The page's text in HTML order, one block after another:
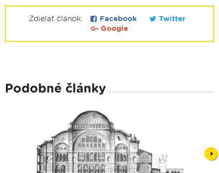
Zdielať článok: Facebook
Twitter
Google
Podobné články